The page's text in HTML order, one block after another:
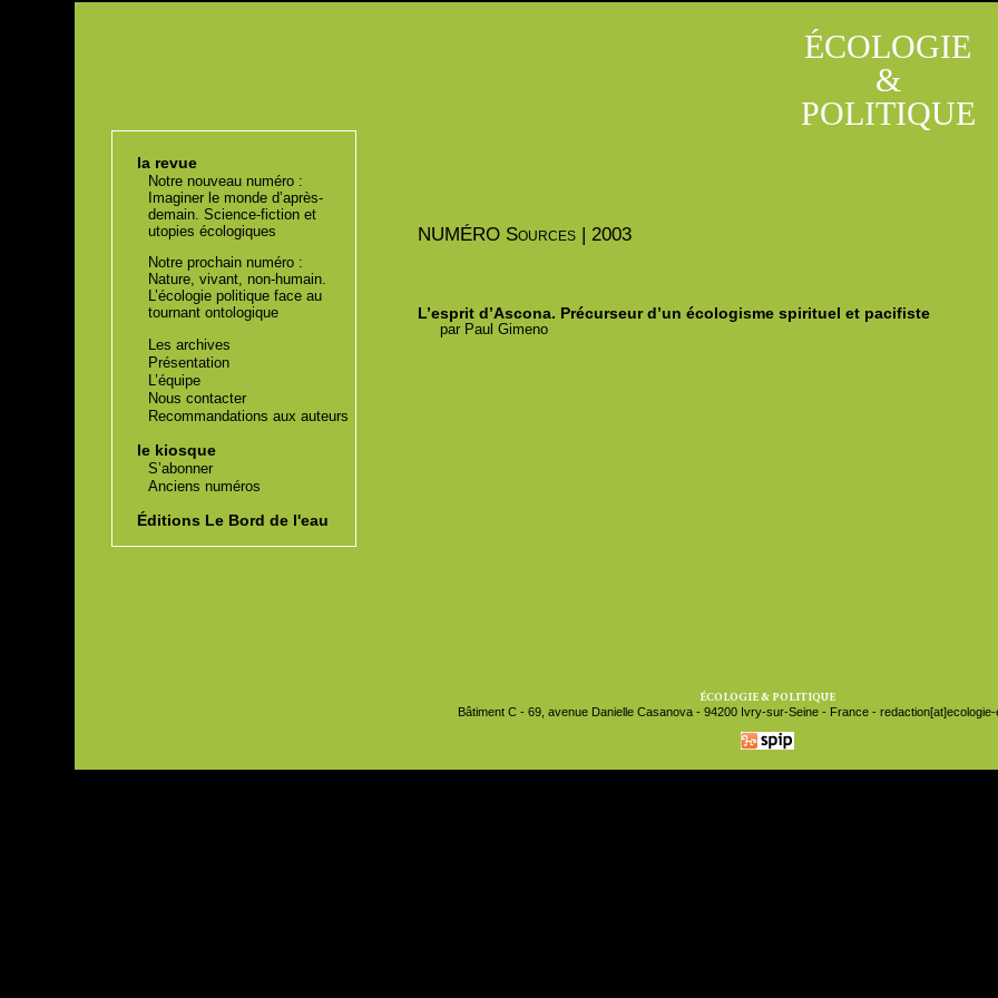
ÉCOLOGIE
&
POLITIQUE
la revue
Notre nouveau numéro :
Imaginer le monde d’après-
demain. Science-fiction et
utopies écologiques
Notre prochain numéro :
Nature, vivant, non-humain.
L’écologie politique face au
tournant ontologique
Les archives
Présentation
L’équipe
Nous contacter
Recommandations aux auteurs
le kiosque
S’abonner
Anciens numéros
Éditions Le Bord de l'eau
NUMÉRO Sources | 2003
L’esprit d’Ascona. Précurseur d’un écologisme spirituel et pacifiste
par Paul Gimeno
ÉCOLOGIE & POLITIQUE
Bâtiment C - 69, avenue Danielle Casanova - 94200 Ivry-sur-Seine - France - redaction[at]ecologie-